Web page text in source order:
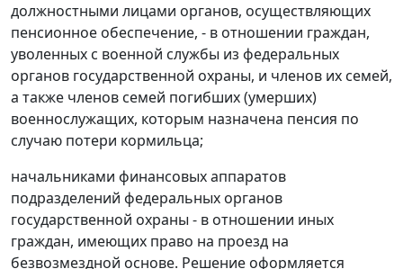
должностными лицами органов, осуществляющих
пенсионное обеспечение, - в отношении граждан,
уволенных с военной службы из федеральных
органов государственной охраны, и членов их семей,
а также членов семей погибших (умерших)
военнослужащих, которым назначена пенсия по
случаю потери кормильца;
начальниками финансовых аппаратов
подразделений федеральных органов
государственной охраны - в отношении иных
граждан, имеющих право на проезд на
безвозмездной основе. Решение оформляется